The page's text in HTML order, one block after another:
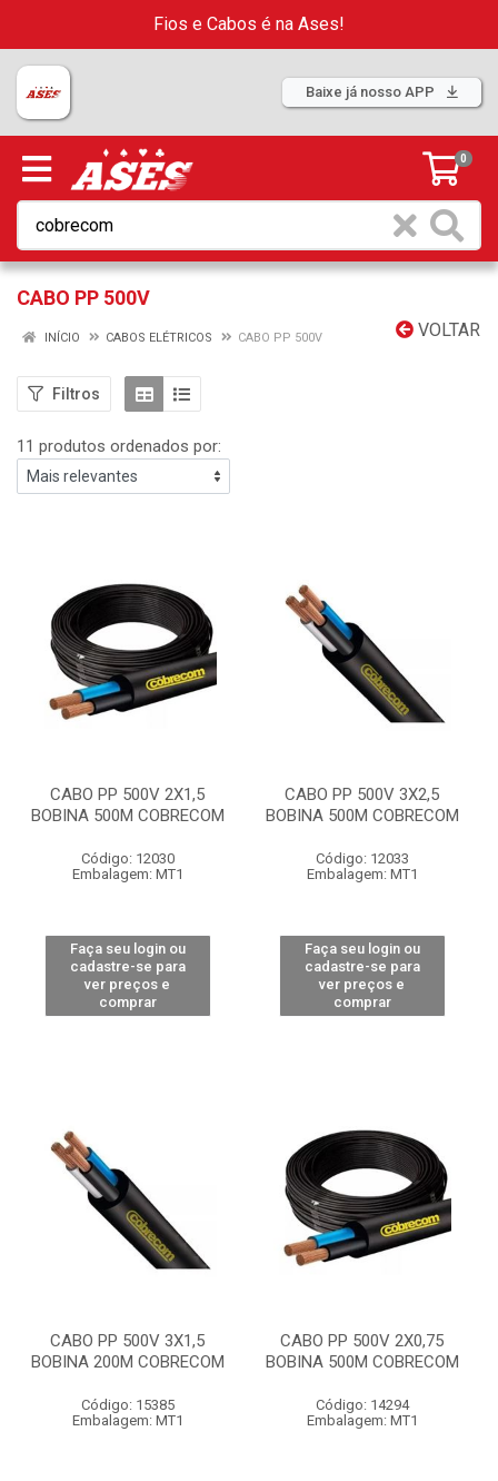
Fios e Cabos é na Ases!
Baixe já nosso APP
0
CABO PP 500V
VOLTAR
INÍCIO CABOS ELÉTRICOS CABO PP 500V
Filtros
11 produtos ordenados por:
CABO PP 500V 2X1,5
BOBINA 500M COBRECOM
Código: 12030
Embalagem: MT1
Faça seu login ou
cadastre-se para
ver preços e
comprar
CABO PP 500V 3X2,5
BOBINA 500M COBRECOM
Código: 12033
Embalagem: MT1
Faça seu login ou
cadastre-se para
ver preços e
comprar
CABO PP 500V 3X1,5
BOBINA 200M COBRECOM
Código: 15385
Embalagem: MT1
CABO PP 500V 2X0,75
BOBINA 500M COBRECOM
Código: 14294
Embalagem: MT1